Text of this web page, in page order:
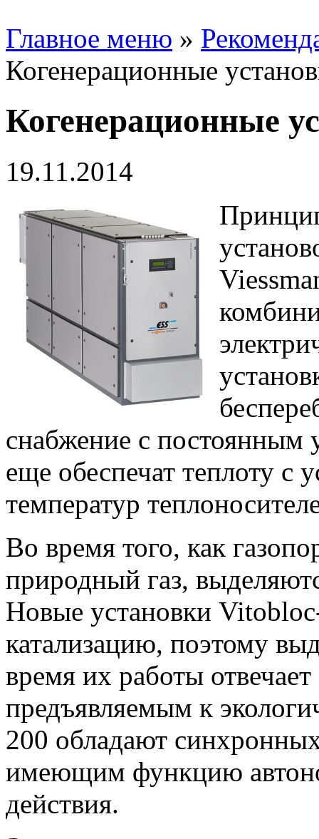
Главное меню »
Когенерационные
Когенерационные
19.11.2014
снабжение с постоянным
еще обеспечат теплоту с
температур
Во время того, как
природный газ,
Новые установки
катализацию, поэтому
время их работы
предъявляемым к
200 обладают
имеющим функцию
действия.